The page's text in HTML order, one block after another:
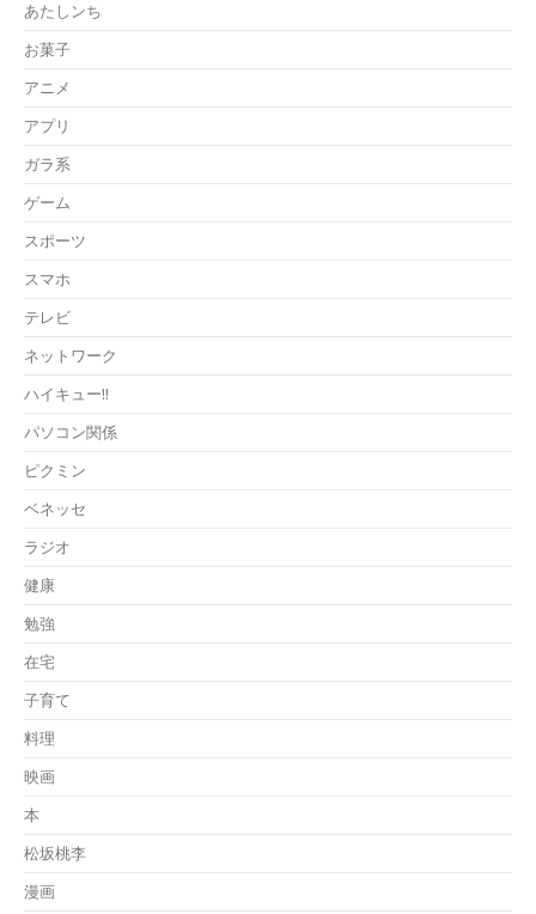
あたしンち
お菓子
アニメ
アプリ
ガラ系
ゲーム
スポーツ
スマホ
テレビ
ネットワーク
ハイキュー!!
パソコン関係
ピクミン
ベネッセ
ラジオ
健康
勉強
在宅
子育て
料理
映画
本
松坂桃李
漫画